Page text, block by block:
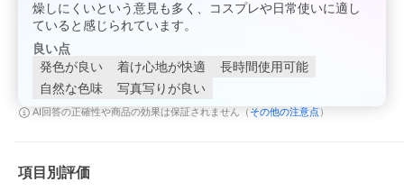
燥しにくいという意見も多く、コスプレや日常使いに適し
ていると感じられています。
良い点
発色が良い
着け心地が快適
長時間使用可能
自然な色味
写真写りが良い
AI回答の正確性や商品の効果は保証されません（ その他の注意点 ）
項目別評価